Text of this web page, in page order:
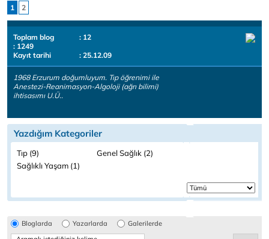
1
2
Toplam blog
: 12
: 1249
Kayıt tarihi
: 25.12.09
1968 Erzurum doğumluyum. Tıp öğrenimi ile
Anestezi-Reanimasyon-Algoloji (ağrı bilimi)
ihtisasımı U.Ü..
Yazdığım Kategoriler
Tıp (9)
Genel Sağlık (2)
Sağlıklı Yaşam (1)
Bloglarda Yazarlarda Galerilerde